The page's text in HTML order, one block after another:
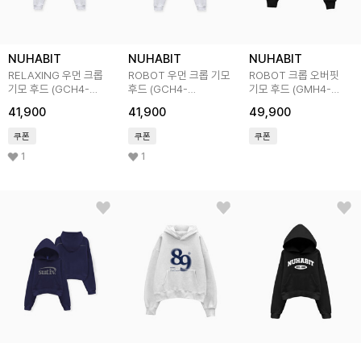
NUHABIT
RELAXING 우먼 크롭
기모 후드 (GCH4-
41,900
쿠폰
1
NUHABIT
ROBOT 우먼 크롭 기모
후드 (GCH4-
41,900
쿠폰
1
NUHABIT
ROBOT 크롭 오버핏
기모 후드 (GMH4-
49,900
쿠폰